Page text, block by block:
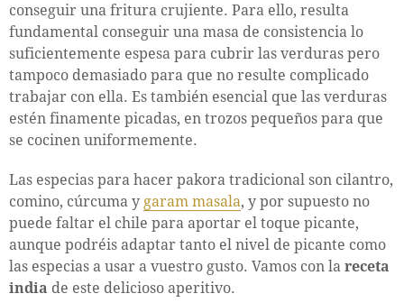
conseguir una fritura crujiente. Para ello, resulta
fundamental conseguir una masa de consistencia lo
suficientemente espesa para cubrir las verduras pero
tampoco demasiado para que no resulte complicado
trabajar con ella. Es también esencial que las verduras
estén finamente picadas, en trozos pequeños para que
se cocinen uniformemente.
Las especias para hacer pakora tradicional son cilantro,
comino, cúrcuma y garam masala, y por supuesto no
puede faltar el chile para aportar el toque picante,
aunque podréis adaptar tanto el nivel de picante como
las especias a usar a vuestro gusto. Vamos con la receta
india de este delicioso aperitivo.